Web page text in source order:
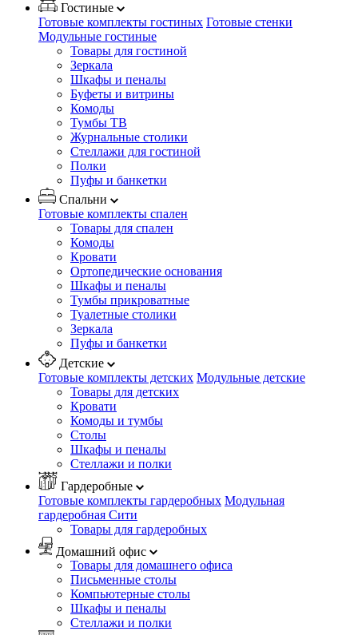
Гостиные
Готовые комплекты гостиных Готовые стенки
Модульные гостиные
Товары для гостиной
Зеркала
Шкафы и пеналы
Буфеты и витрины
Комоды
Тумбы ТВ
Журнальные столики
Стеллажи для гостиной
Полки
Пуфы и банкетки
Спальни
Готовые комплекты спален
Товары для спален
Комоды
Кровати
Ортопедические основания
Шкафы и пеналы
Тумбы прикроватные
Туалетные столики
Зеркала
Пуфы и банкетки
Детские
Готовые комплекты детских Модульные детские
Товары для детских
Кровати
Комоды и тумбы
Столы
Шкафы и пеналы
Стеллажи и полки
Гардеробные
Готовые комплекты гардеробных Модульная
гардеробная Сити
Товары для гардеробных
Домашний офис
Товары для домашнего офиса
Письменные столы
Компьютерные столы
Шкафы и пеналы
Стеллажи и полки